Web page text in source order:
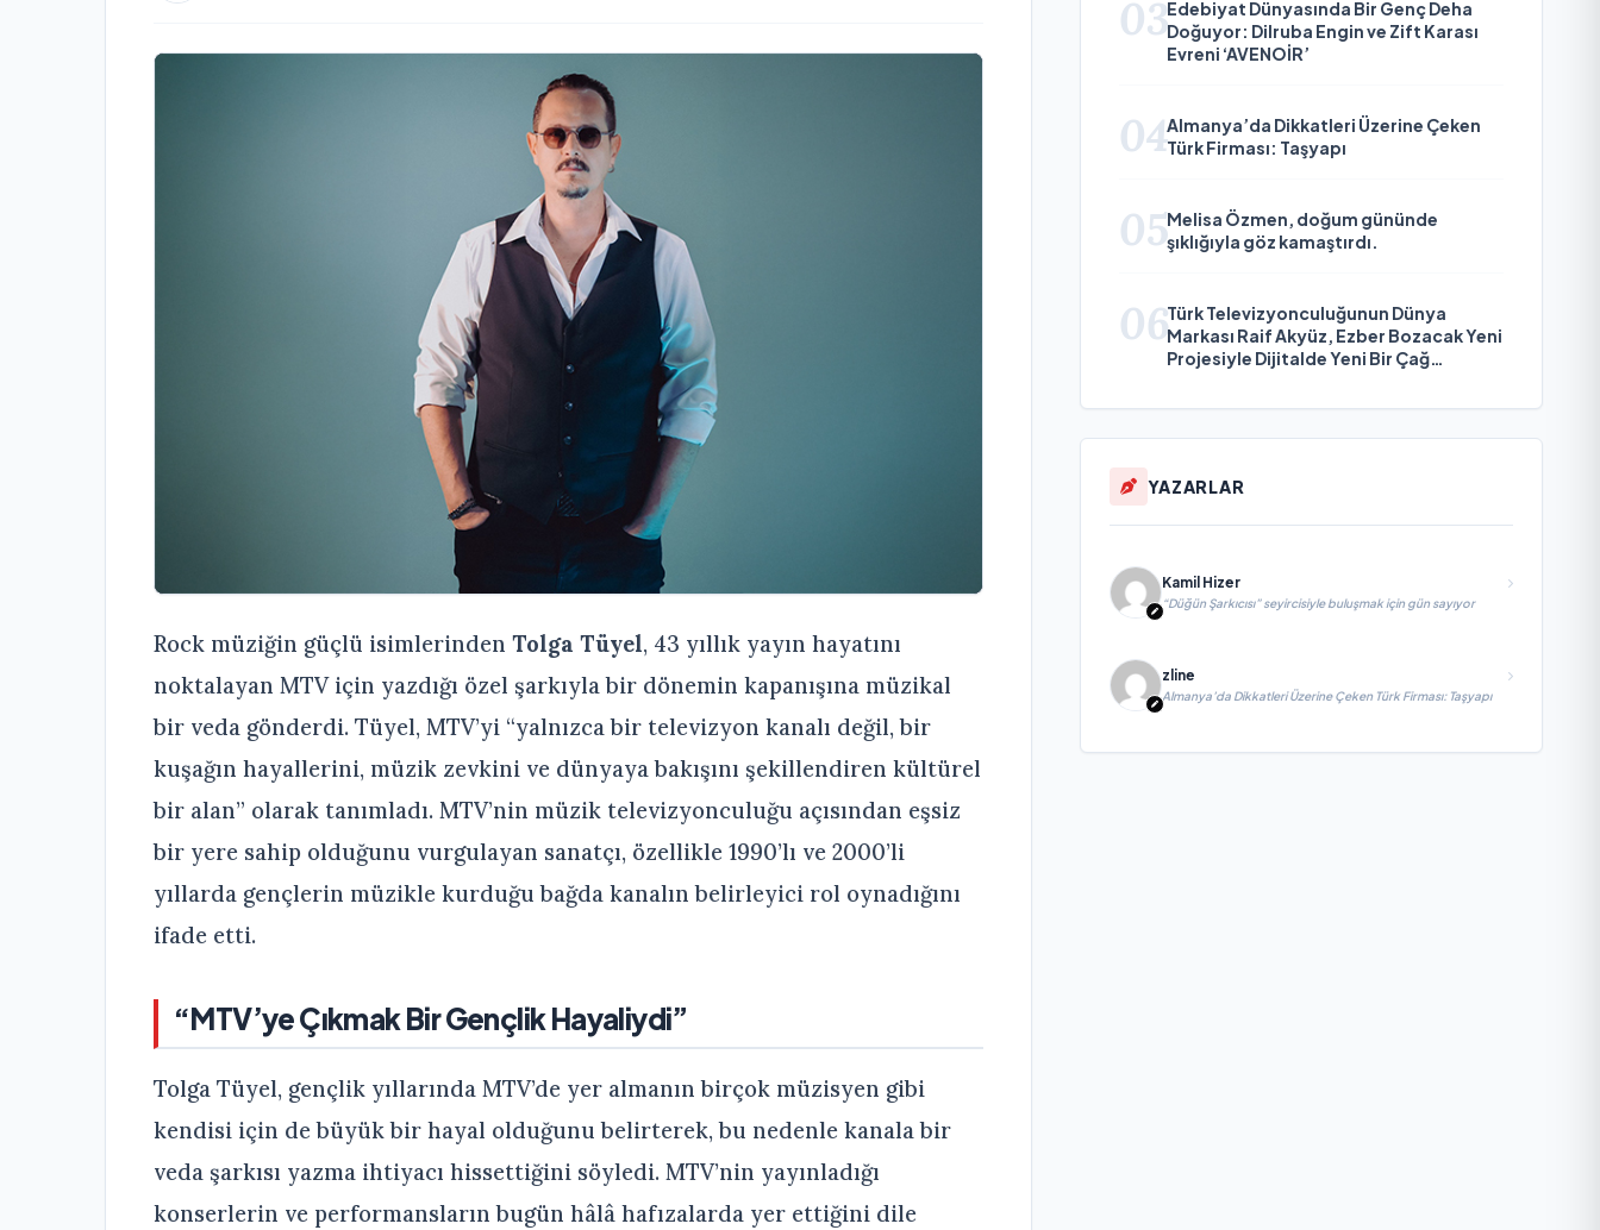
Rock müziğin güçlü isimlerinden Tolga Tüyel, 43 yıllık yayın hayatını
noktalayan MTV için yazdığı özel şarkıyla bir dönemin kapanışına müzikal
bir veda gönderdi. Tüyel, MTV’yi “yalnızca bir televizyon kanalı değil, bir
kuşağın hayallerini, müzik zevkini ve dünyaya bakışını şekillendiren kültürel
bir alan” olarak tanımladı. MTV’nin müzik televizyonculuğu açısından eşsiz
bir yere sahip olduğunu vurgulayan sanatçı, özellikle 1990’lı ve 2000’li
yıllarda gençlerin müzikle kurduğu bağda kanalın belirleyici rol oynadığını
ifade etti.
“MTV’ye Çıkmak Bir Gençlik Hayaliydi”
Tolga Tüyel, gençlik yıllarında MTV’de yer almanın birçok müzisyen gibi
kendisi için de büyük bir hayal olduğunu belirterek, bu nedenle kanala bir
veda şarkısı yazma ihtiyacı hissettiğini söyledi. MTV’nin yayınladığı
konserlerin ve performansların bugün hâlâ hafızalarda yer ettiğini dile
03Edebiyat Dünyasında Bir Genç Deha
Doğuyor: Dilruba Engin ve Zift Karası
Evreni ‘AVENOİR’
04Almanya’da Dikkatleri Üzerine Çeken
Türk Firması: Taşyapı
05Melisa Özmen, doğum gününde
şıklığıyla göz kamaştırdı.
06Türk Televizyonculuğunun Dünya
Markası Raif Akyüz, Ezber Bozacak Yeni
Projesiyle Dijitalde Yeni Bir Çağ
YAZARLAR
Kamil Hizer
“Düğün Şarkıcısı” seyircisiyle buluşmak için gün sayıyor
zline
Almanya’da Dikkatleri Üzerine Çeken Türk Firması: Taşyapı